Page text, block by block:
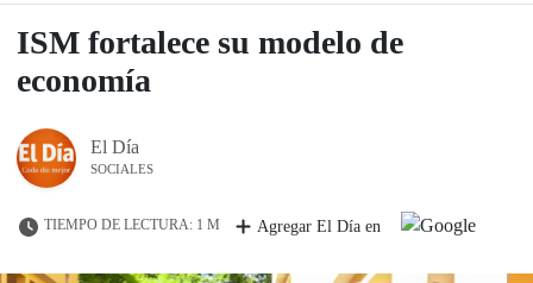
ISM fortalece su modelo de
economía
El Día
SOCIALES
TIEMPO DE LECTURA: 1 M Agregar El Día en